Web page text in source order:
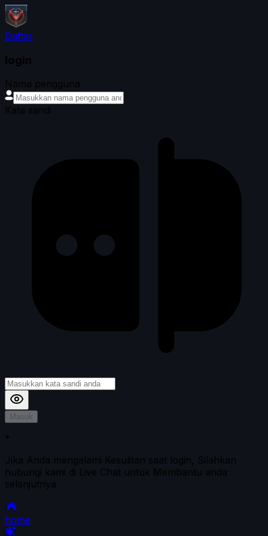
Daftar
login
Nama pengguna
Kata sandi
Masuk
*
Jika Anda mengalami Kesulitan saat login, Silahkan
hubungi kami di Live Chat untuk Membantu anda
selanjutnya
home